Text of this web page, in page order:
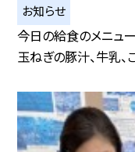
お知らせ
今日の給食のメニュ
玉ねぎの豚汁、牛乳、